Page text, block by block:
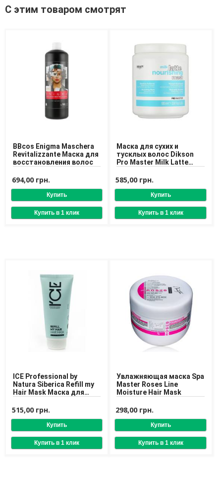
Туалетная вода для тела
Мужчинам
Для бороды и усов
Наборы косметики для мужчин
Средства для бритья
Уход для лица
Уход для тела
Бренды
О Магазине
Каталог
Отзывы
С этим товаром смотрят
BBcos Enigma Maschera
Revitalizzante Маска для
восстановления волос
694,00 грн.
Маска для сухих и
тусклых волос Dikson
Pro Master Milk Latte
585,00 грн.
ICE Professional by
Natura Siberica Refill my
Hair Mask Маска для
волос
515,00 грн.
Увлажняющая маска Spa
Master Roses Line
Moisture Hair Mask
298,00 грн.